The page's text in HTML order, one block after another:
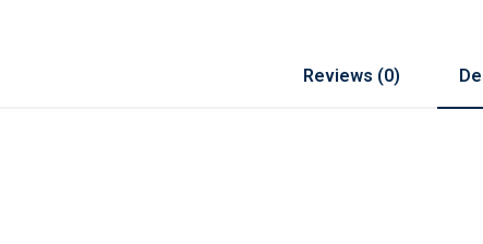
Reviews (0)